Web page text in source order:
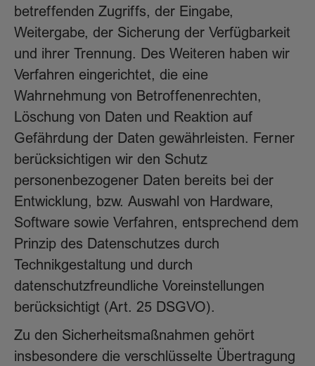
betreffenden Zugriffs, der Eingabe,
Weitergabe, der Sicherung der Verfügbarkeit
und ihrer Trennung. Des Weiteren haben wir
Verfahren eingerichtet, die eine
Wahrnehmung von Betroffenenrechten,
Löschung von Daten und Reaktion auf
Gefährdung der Daten gewährleisten. Ferner
berücksichtigen wir den Schutz
personenbezogener Daten bereits bei der
Entwicklung, bzw. Auswahl von Hardware,
Software sowie Verfahren, entsprechend dem
Prinzip des Datenschutzes durch
Technikgestaltung und durch
datenschutzfreundliche Voreinstellungen
berücksichtigt (Art. 25 DSGVO).
Zu den Sicherheitsmaßnahmen gehört
insbesondere die verschlüsselte Übertragung